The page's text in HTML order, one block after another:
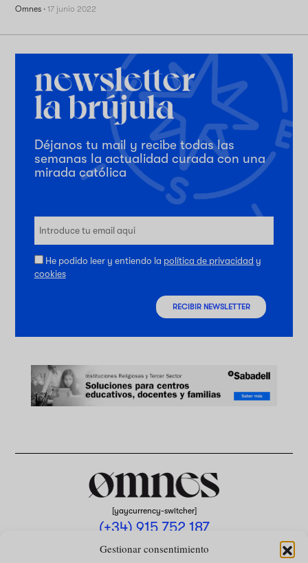
Gestionar consentimiento
Omnes ·17 junio 2022
Déjanos tu mail y recibe todas las
semanas la actualidad curada con una
mirada católica
He podido leer y entiendo la política de privacidad y
cookies
RECIBIR NEWSLETTER
[yaycurrency-switcher]
(+34) 915 752 187
omnes@omnesmag.com